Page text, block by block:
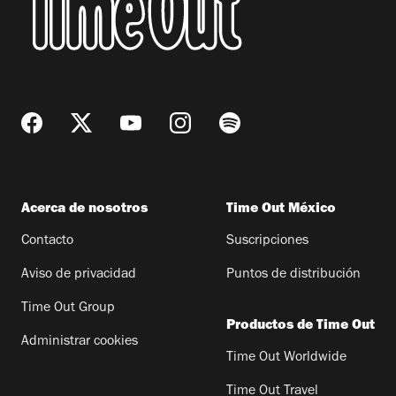
Acerca de nosotros
Contacto
Aviso de privacidad
Time Out Group
Administrar cookies
Time Out México
Suscripciones
Puntos de distribución
Productos de Time Out
Time Out Worldwide
Time Out Travel